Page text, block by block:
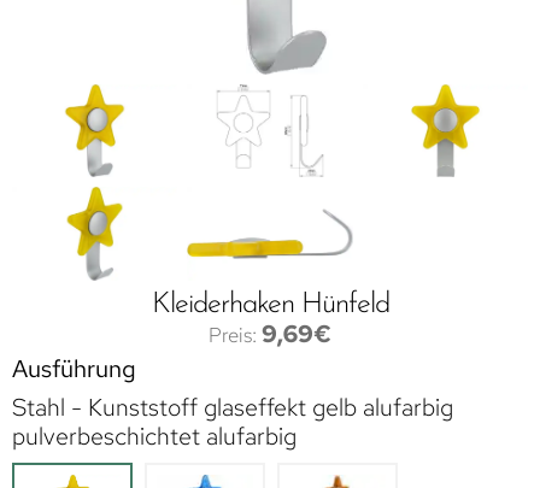
Kleiderhaken Hünfeld
9,69€
Ausführung
Stahl - Kunststoff glaseffekt gelb alufarbig
pulverbeschichtet alufarbig